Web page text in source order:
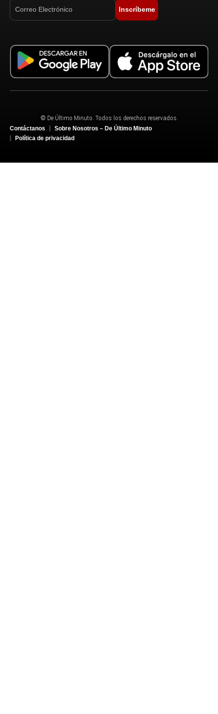
Inscríbeme
© De Último Minuto. Todos los derechos reservados.
Contáctanos
Sobre Nosotros – De Último Minuto
Política de privacidad